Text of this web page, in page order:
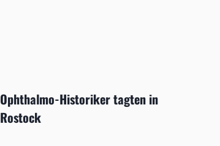
Ophthalmo-Historiker tagten in
Rostock